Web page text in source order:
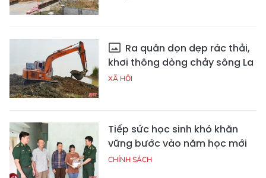
Ra quân dọn dẹp rác thải,
khơi thông dòng chảy sông La
XÃ HỘI
Tiếp sức học sinh khó khăn
vững bước vào năm học mới
CHÍNH SÁCH